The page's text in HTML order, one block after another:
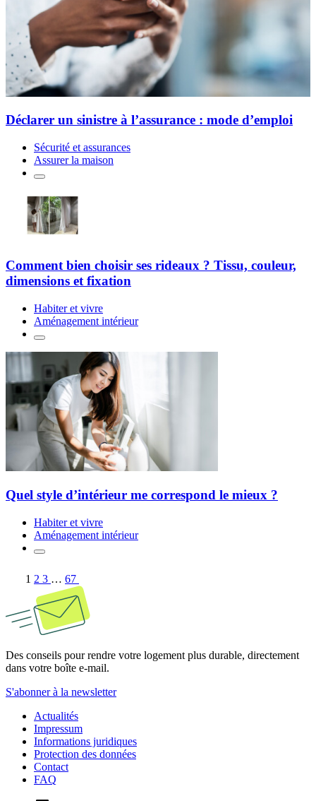
Déclarer un sinistre à l’assurance : mode d’emploi
Sécurité et assurances
Assurer la maison
Comment bien choisir ses rideaux ? Tissu, couleur,
dimensions et fixation
Habiter et vivre
Aménagement intérieur
Quel style d’intérieur me correspond le mieux ?
Habiter et vivre
Aménagement intérieur
1 2 3 … 67
Des conseils pour rendre votre logement plus durable, directement
dans votre boîte e-mail.
S'abonner à la newsletter
Actualités
Impressum
Informations juridiques
Protection des données
Contact
FAQ